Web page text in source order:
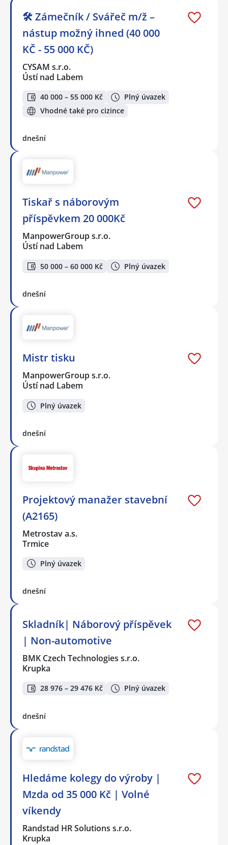
🛠️ Zámečník / Svářeč m/ž –
nástup možný ihned (40 000
KČ - 55 000 KČ)
CYSAM s.r.o.
Ústí nad Labem
40 000 – 55 000 Kč
Plný úvazek
Vhodné také pro cizince
dnešní
Tiskař s náborovým
příspěvkem 20 000Kč
ManpowerGroup s.r.o.
Ústí nad Labem
50 000 – 60 000 Kč Plný úvazek
dnešní
Mistr tisku
ManpowerGroup s.r.o.
Ústí nad Labem
Plný úvazek
dnešní
Projektový manažer stavební
(A2165)
Metrostav a.s.
Trmice
Plný úvazek
dnešní
Skladník| Náborový příspěvek
| Non-automotive
BMK Czech Technologies s.r.o.
Krupka
28 976 – 29 476 Kč Plný úvazek
dnešní
Hledáme kolegy do výroby |
Mzda od 35 000 Kč | Volné
víkendy
Randstad HR Solutions s.r.o.
Krupka